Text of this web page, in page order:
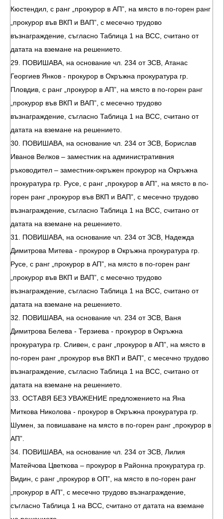
Кюстендил, с ранг „прокурор в АП”, на място в по-горен ранг
„прокурор във ВКП и ВАП”, с месечно трудово
възнаграждение, съгласно Таблица 1 на ВСС, считано от
датата на вземане на решението.
29. ПОВИШАВА, на основание чл. 234 от ЗСВ, Атанас
Георгиев Янков - прокурор в Окръжна прокуратура гр.
Пловдив, с ранг „прокурор в АП”, на място в по-горен ранг
„прокурор във ВКП и ВАП”, с месечно трудово
възнаграждение, съгласно Таблица 1 на ВСС, считано от
датата на вземане на решението.
30. ПОВИШАВА, на основание чл. 234 от ЗСВ, Борислав
Иванов Велков – заместник на административния
ръководител – заместник-окръжен прокурор на Окръжна
прокуратура гр. Русе, с ранг „прокурор в АП”, на място в по-
горен ранг „прокурор във ВКП и ВАП”, с месечно трудово
възнаграждение, съгласно Таблица 1 на ВСС, считано от
датата на вземане на решението.
31. ПОВИШАВА, на основание чл. 234 от ЗСВ, Надежда
Димитрова Митева - прокурор в Окръжна прокуратура гр.
Русе, с ранг „прокурор в АП”, на място в по-горен ранг
„прокурор във ВКП и ВАП”, с месечно трудово
възнаграждение, съгласно Таблица 1 на ВСС, считано от
датата на вземане на решението.
32. ПОВИШАВА, на основание чл. 234 от ЗСВ, Ваня
Димитрова Белева - Терзиева - прокурор в Окръжна
прокуратура гр. Сливен, с ранг „прокурор в АП”, на място в
по-горен ранг „прокурор във ВКП и ВАП”, с месечно трудово
възнаграждение, съгласно Таблица 1 на ВСС, считано от
датата на вземане на решението.
33. ОСТАВЯ БЕЗ УВАЖЕНИЕ предложението на Яна
Миткова Николова - прокурор в Окръжна прокуратура гр.
Шумен, за повишаване на място в по-горен ранг „прокурор в
АП”.
34. ПОВИШАВА, на основание чл. 234 от ЗСВ, Лилия
Матейчова Цветкова – прокурор в Районна прокуратура гр.
Видин, с ранг „прокурор в ОП”, на място в по-горен ранг
„прокурор в АП”, с месечно трудово възнаграждение,
съгласно Таблица 1 на ВСС, считано от датата на вземане